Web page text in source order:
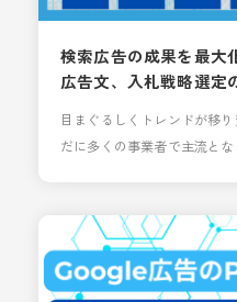
検索広告の成果を最大
広告文、入札戦略選定
目まぐるしくトレンドが移
だに多くの事業者で主流と
広告やSNS広告と比べても
でも運用しやすい手法です。 近年、Googleでは検索広告と
「P-MAX」「デマンドジェ